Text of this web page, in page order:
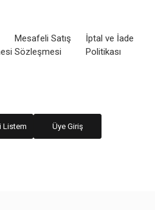
Mesafeli Satış
Sözleşmesi
İptal ve İade
Politikası
Listem Üye Giriş